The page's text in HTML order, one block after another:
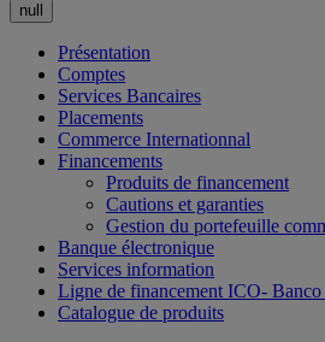
Présentation
Comptes
Services Bancaires
Placements
Commerce Internationnal
Financements
Produits de financement
Cautions et garanties
Gestion du portefeuille
Banque électronique
Services information
Ligne de financement ICO- Banco
Catalogue de produits